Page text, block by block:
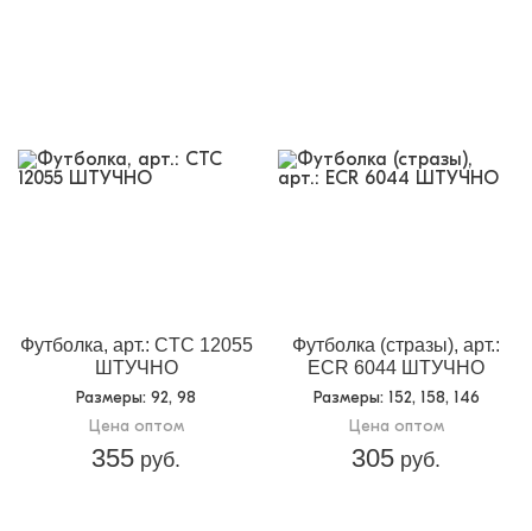
Футболка, арт.: CTC 12055
ШТУЧНО
Размеры: 92, 98
Цена оптом
355 руб.
Футболка (стразы), арт.:
ECR 6044 ШТУЧНО
Размеры: 152, 158, 146
Цена оптом
305 руб.